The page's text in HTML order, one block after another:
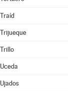
Traíd
Trijueque
Trillo
Uceda
Ujados